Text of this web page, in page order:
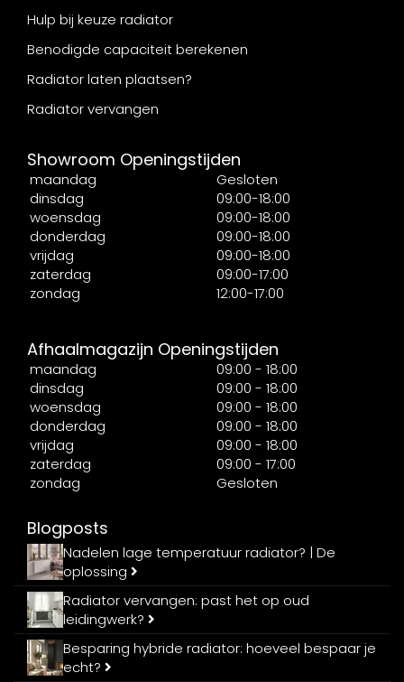
Hulp bij keuze radiator
Benodigde capaciteit berekenen
Radiator laten plaatsen?
Radiator vervangen
Showroom Openingstijden
maandag
Gesloten
dinsdag
09:00-18:00
woensdag
09:00-18:00
donderdag
09:00-18:00
vrijdag
09:00-18:00
zaterdag
09:00-17:00
zondag
12:00-17:00
Afhaalmagazijn Openingstijden
maandag
09:00 - 18:00
dinsdag
09:00 - 18:00
woensdag
09:00 - 18:00
donderdag
09:00 - 18:00
vrijdag
09:00 - 18:00
zaterdag
09:00 - 17:00
zondag
Gesloten
Blogposts
Nadelen lage temperatuur radiator? | De
oplossing
Radiator vervangen: past het op oud
leidingwerk?
Besparing hybride radiator: hoeveel bespaar je
echt?